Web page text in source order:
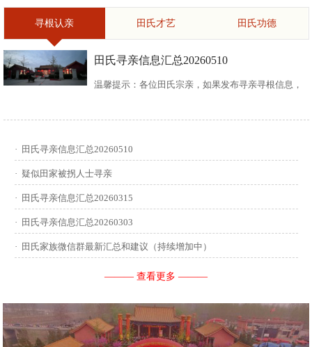
寻根认亲 田氏才艺 田氏功德
田氏寻亲信息汇总20260510
温馨提示：各位田氏宗亲，如果发布寻亲寻根信息，
讳，迁居前字辈和迁居后历次新续的字辈，分迁族人
迁居地，因何原因迁居等。最后别忘了留下联系人和
联系方式。 没有家谱的问问族中老年人口耳相传的信
息有哪些，有家谱请把家谱中的信息简...
· 田氏寻亲信息汇总20260510
· 疑似田家被拐人士寻亲
· 田氏寻亲信息汇总20260315
· 田氏寻亲信息汇总20260303
· 田氏家族微信群最新汇总和建议（持续增加中）
——— 查看更多 ———